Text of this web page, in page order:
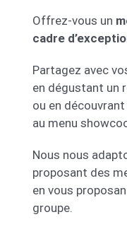
Offrez-vous un
cadre
Partagez avec
en dégustant un
ou en
au menu
Nous nous
proposant des
en vous
groupe.